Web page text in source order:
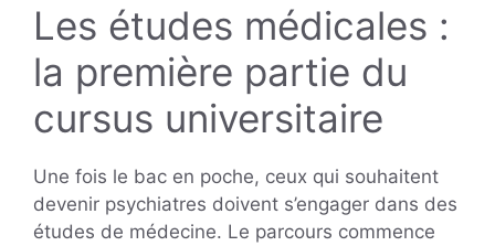
Les études médicales :
la première partie du
cursus universitaire
Une fois le bac en poche, ceux qui souhaitent
devenir psychiatres doivent s’engager dans des
études de médecine. Le parcours commence